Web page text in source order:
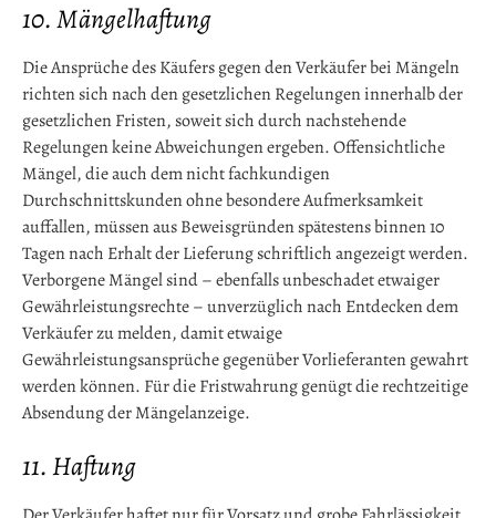
10. Mängelhaftung
Die Ansprüche des Käufers gegen den Verkäufer bei Mängeln
richten sich nach den gesetzlichen Regelungen innerhalb der
gesetzlichen Fristen, soweit sich durch nachstehende
Regelungen keine Abweichungen ergeben. Offensichtliche
Mängel, die auch dem nicht fachkundigen
Durchschnittskunden ohne besondere Aufmerksamkeit
auffallen, müssen aus Beweisgründen spätestens binnen 10
Tagen nach Erhalt der Lieferung schriftlich angezeigt werden.
Verborgene Mängel sind – ebenfalls unbeschadet etwaiger
Gewährleistungsrechte – unverzüglich nach Entdecken dem
Verkäufer zu melden, damit etwaige
Gewährleistungsansprüche gegenüber Vorlieferanten gewahrt
werden können. Für die Fristwahrung genügt die rechtzeitige
Absendung der Mängelanzeige.
11. Haftung